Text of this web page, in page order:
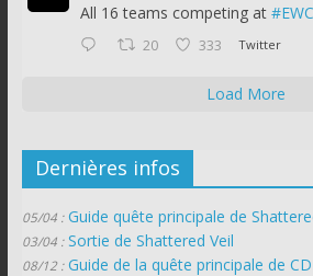
All 16 teams competing at
20 333 Twitter
Load More
Dernières infos
05/04 : Guide quête principale de
03/04 : Sortie de Shattered Veil
08/12 : Guide de la quête principale de